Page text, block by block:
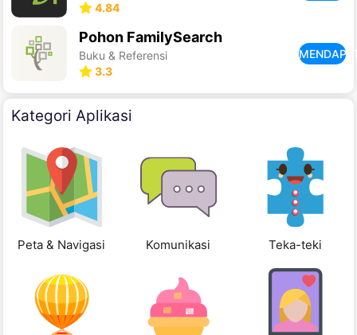
4.84
Pohon FamilySearch
Buku & Referensi
3.3
Kategori Aplikasi
Peta & Navigasi Komunikasi Teka-teki